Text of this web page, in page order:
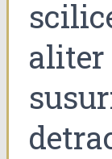
aliter